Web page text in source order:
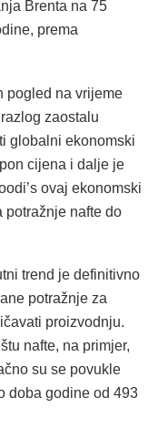
Brenta na 75
prema
pogled na vrijeme
zaostalu
globalni ekonomski
cijena i dalje je
ovaj ekonomski
potražnje nafte do
trend je definitivno
potražnje za
proizvodnju.
nafte, na primjer,
su se povukle
doba godine od 493